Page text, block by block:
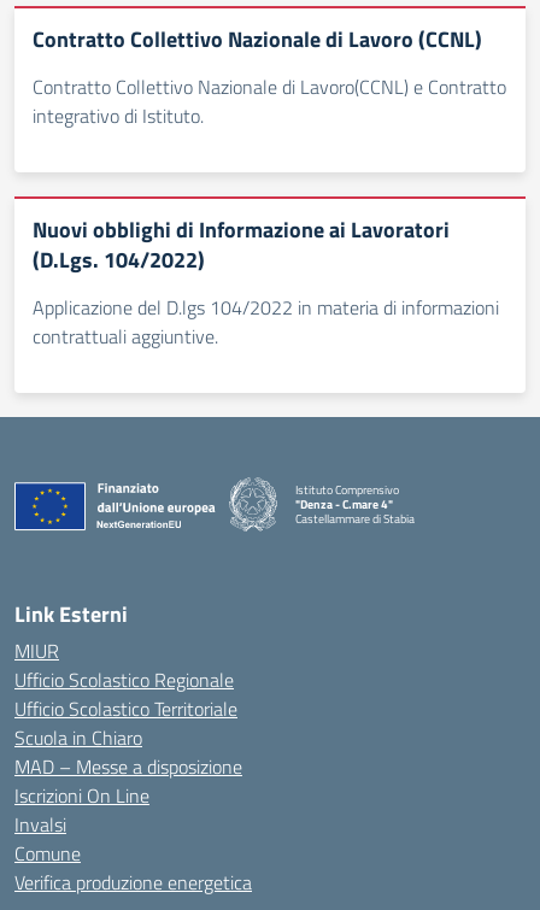
Contratto Collettivo Nazionale di Lavoro (CCNL)
Contratto Collettivo Nazionale di Lavoro(CCNL) e Contratto
integrativo di Istituto.
Nuovi obblighi di Informazione ai Lavoratori
(D.Lgs. 104/2022)
Applicazione del D.lgs 104/2022 in materia di informazioni
contrattuali aggiuntive.
Istituto Comprensivo
"Denza - C.mare 4"
Castellammare di Stabia
Link Esterni
MIUR
Ufficio Scolastico Regionale
Ufficio Scolastico Territoriale
Scuola in Chiaro
MAD – Messe a disposizione
Iscrizioni On Line
Invalsi
Comune
Verifica produzione energetica